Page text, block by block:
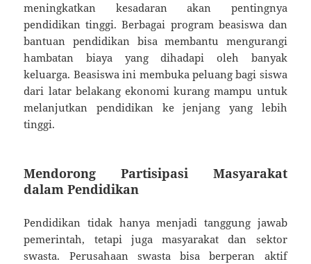
meningkatkan kesadaran akan pentingnya
pendidikan tinggi. Berbagai program beasiswa dan
bantuan pendidikan bisa membantu mengurangi
hambatan biaya yang dihadapi oleh banyak
keluarga. Beasiswa ini membuka peluang bagi siswa
dari latar belakang ekonomi kurang mampu untuk
melanjutkan pendidikan ke jenjang yang lebih
tinggi.
Mendorong Partisipasi Masyarakat
dalam Pendidikan
Pendidikan tidak hanya menjadi tanggung jawab
pemerintah, tetapi juga masyarakat dan sektor
swasta. Perusahaan swasta bisa berperan aktif